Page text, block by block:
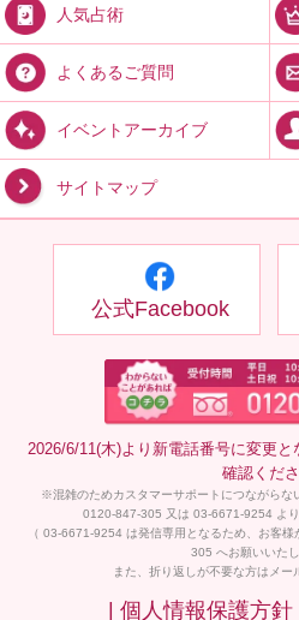
人気占術
よくあるご質問
イベントアーカイブ
サイトマップ
公式Facebook
2026/6/11(木)より新電話番号に変更
確認くだ
※混雑のためカスタマーサポートにつながらな
0120-847-305 又は 03-6671-9254 より
（ 03-6671-9254 は発信専用となるため、お客
305 へお願いいたし
また、折り返しが不要な方はメー
| 個人情報保護方針